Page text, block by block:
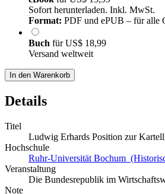
Sofort herunterladen. Inkl. MwSt.
Format: PDF und ePUB – für alle
Buch fürUS$ 18,99
Versand weltweit
In den Warenkorb
Details
Titel
Ludwig Erhards Position zur
Hochschule
Ruhr-Universität Bochum
Veranstaltung
Die Bundesrepublik im
Note